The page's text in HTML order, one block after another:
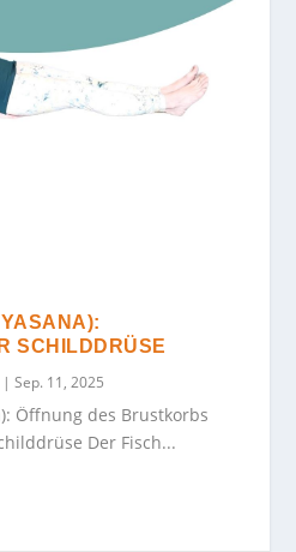
SCHILDDRÜSE
|Sep. 11, 2025
Öffnung des Brustkorbs
Der Fisch...